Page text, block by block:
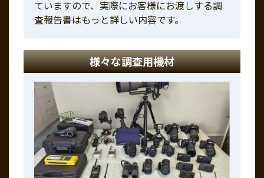
ていますので、実際にお客様にお渡しする調
査報告書はもっと詳しい内容です。
様々な調査用機材